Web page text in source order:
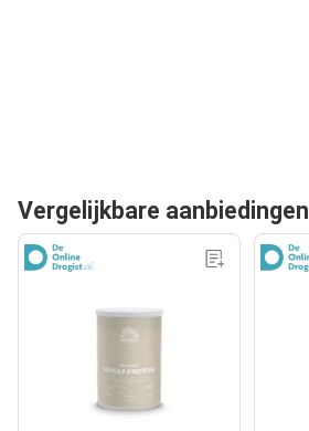
Vergelijkbare aanbiedingen